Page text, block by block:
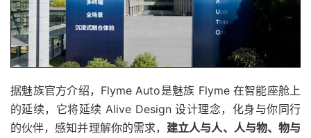
据魅族官方介绍，Flyme Auto是魅族 Flyme 在智能座舱上
的延续，它将延续 Alive Design 设计理念，化身与你同行
的伙伴，感知并理解你的需求， 建立人与人、人与物、物与